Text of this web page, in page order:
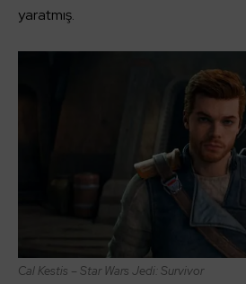
yaratmış.
Cal Kestis – Star Wars Jedi: Survivor